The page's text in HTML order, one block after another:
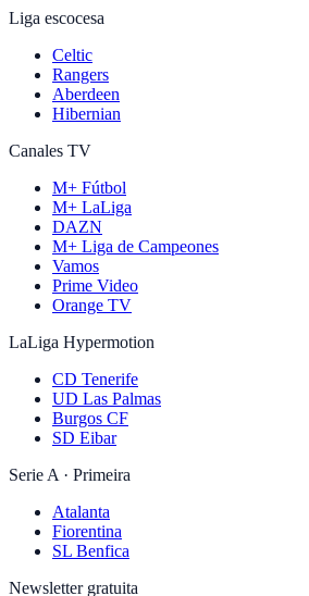
Liga escocesa
Celtic
Rangers
Aberdeen
Hibernian
Canales TV
M+ Fútbol
M+ LaLiga
DAZN
M+ Liga de Campeones
Vamos
Prime Video
Orange TV
LaLiga Hypermotion
CD Tenerife
UD Las Palmas
Burgos CF
SD Eibar
Serie A · Primeira
Atalanta
Fiorentina
SL Benfica
Newsletter gratuita